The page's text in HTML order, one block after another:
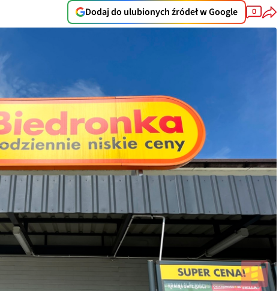
Dodaj do ulubionych źródeł w Google 0